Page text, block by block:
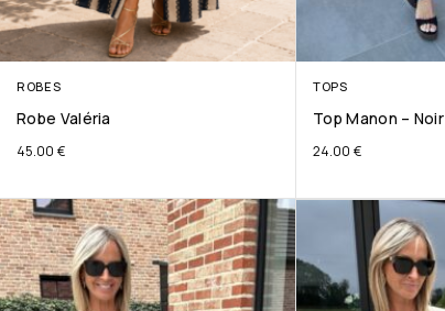
ROBES
Robe Valéria
45.00 €
TOPS
Top Manon – Noir
24.00 €